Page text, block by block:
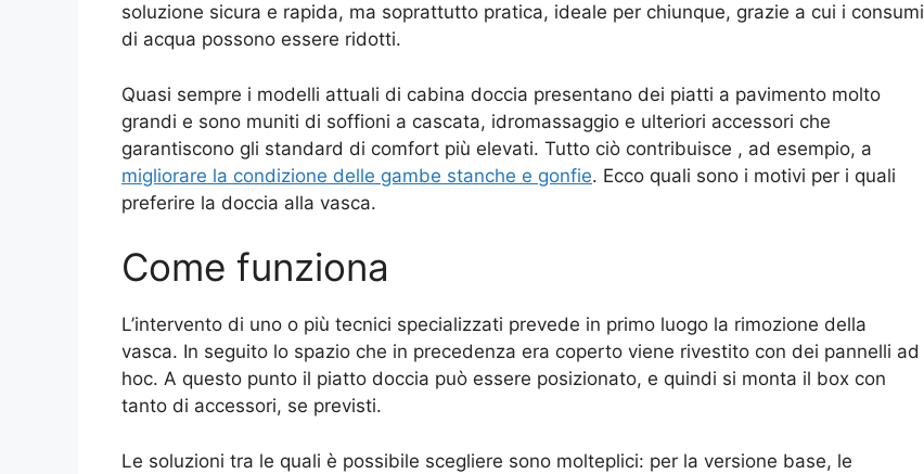
soluzione sicura e rapida, ma soprattutto pratica, ideale per chiunque, grazie a cui i consumi
di acqua possono essere ridotti.
Quasi sempre i modelli attuali di cabina doccia presentano dei piatti a pavimento molto
grandi e sono muniti di soffioni a cascata, idromassaggio e ulteriori accessori che
garantiscono gli standard di comfort più elevati. Tutto ciò contribuisce , ad esempio, a
migliorare la condizione delle gambe stanche e gonfie. Ecco quali sono i motivi per i quali
preferire la doccia alla vasca.
Come funziona
L’intervento di uno o più tecnici specializzati prevede in primo luogo la rimozione della
vasca. In seguito lo spazio che in precedenza era coperto viene rivestito con dei pannelli ad
hoc. A questo punto il piatto doccia può essere posizionato, e quindi si monta il box con
tanto di accessori, se previsti.
Le soluzioni tra le quali è possibile scegliere sono molteplici: per la versione base, le